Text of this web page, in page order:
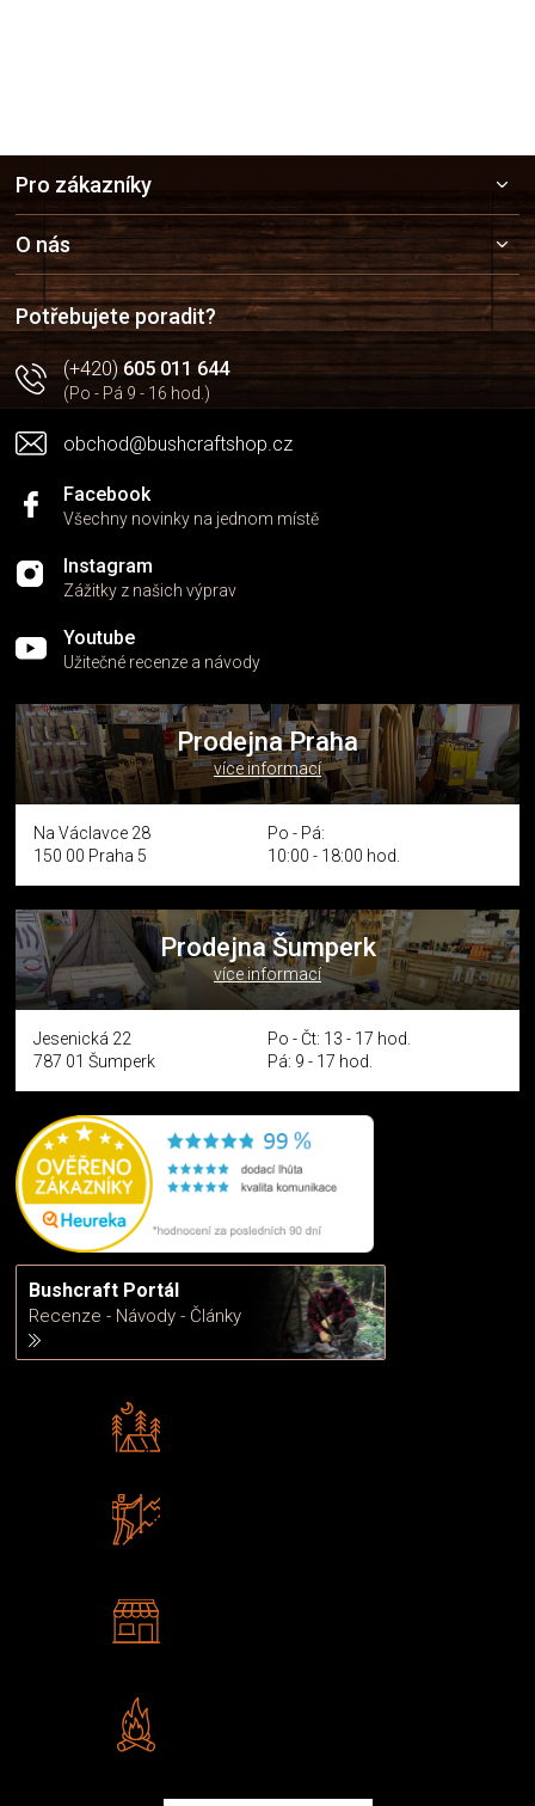
a
t
í
Pro zákazníky
O nás
Potřebujete poradit?
(+420)605 011 644
(Po - Pá 9 - 16 hod.)
obchod@bushcraftshop.cz
Facebook
Všechny novinky na jednom místě
Instagram
Zážitky z našich výprav
Youtube
Užitečné recenze a návody
Prodejna Praha
více informací
Na Václavce 28
150 00 Praha 5
Po - Pá:
10:00 - 18:00 hod.
Prodejna Šumperk
více informací
Jesenická 22
787 01 Šumperk
Po - Čt: 13 - 17 hod.
Pá: 9 - 17 hod.
Bushcraft Portál
Recenze - Návody - Články